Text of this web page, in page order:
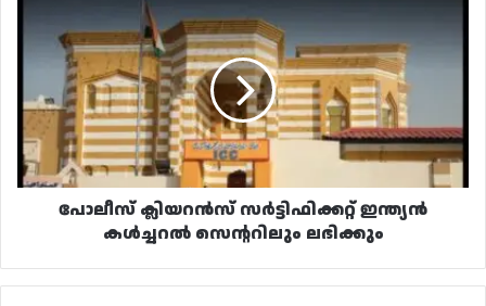
സർട്ടിഫിക്കറ്റ്
ഇന്ത്യൻ
കൾച്ചറൽ
സെന്ററിലും
ലഭിക്കും
പോലീസ് ക്ലിയറൻസ് സർട്ടിഫിക്കറ്റ് ഇന്ത്യൻ
കൾച്ചറൽ സെന്ററിലും ലഭിക്കും